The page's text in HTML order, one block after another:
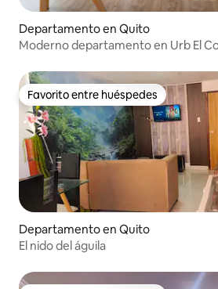
Departamento en Quito
Moderno departamento en Urb El
Favorito entre huéspedes
Favorito entre huéspedes
Departamento en Quito
El nido del águila